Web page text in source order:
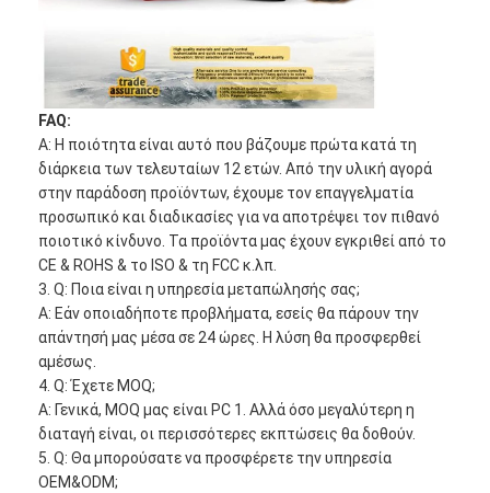
FAQ:
Α: Η ποιότητα είναι αυτό που βάζουμε πρώτα κατά τη
διάρκεια των τελευταίων 12 ετών. Από την υλική αγορά
στην παράδοση προϊόντων, έχουμε τον επαγγελματία
προσωπικό και διαδικασίες για να αποτρέψει τον πιθανό
ποιοτικό κίνδυνο. Τα προϊόντα μας έχουν εγκριθεί από το
CE & ROHS & το ISO & τη FCC κ.λπ.
3. Q: Ποια είναι η υπηρεσία μεταπώλησής σας;
Α: Εάν οποιαδήποτε προβλήματα, εσείς θα πάρουν την
απάντησή μας μέσα σε 24 ώρες. Η λύση θα προσφερθεί
αμέσως.
4. Q: Έχετε MOQ;
Α: Γενικά, MOQ μας είναι PC 1. Αλλά όσο μεγαλύτερη η
διαταγή είναι, οι περισσότερες εκπτώσεις θα δοθούν.
5. Q: Θα μπορούσατε να προσφέρετε την υπηρεσία
OEM&ODM;